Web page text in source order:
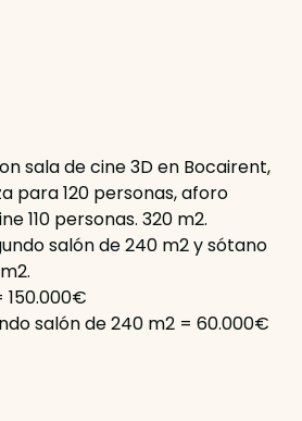
sala de cine 3D en Bocairent,
para 120 personas, aforo
110 personas. 320 m2.
salón de 240 m2 y sótano
150.000€
salón de 240 m2 = 60.000€